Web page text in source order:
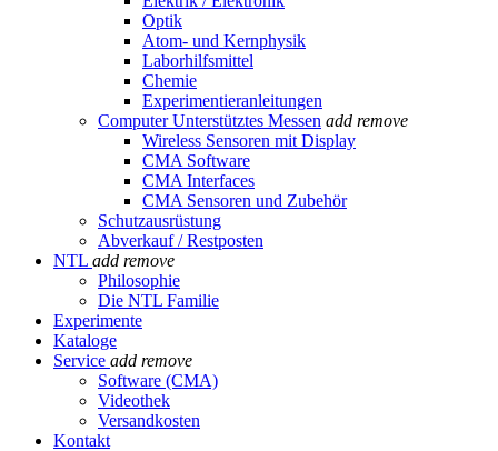
Optik
Atom- und Kernphysik
Laborhilfsmittel
Chemie
Experimentieranleitungen
Computer Unterstütztes Messen add remove
Wireless Sensoren mit Display
CMA Software
CMA Interfaces
CMA Sensoren und Zubehör
Schutzausrüstung
Abverkauf / Restposten
NTL add remove
Philosophie
Die NTL Familie
Experimente
Kataloge
Service add remove
Software (CMA)
Videothek
Versandkosten
Kontakt